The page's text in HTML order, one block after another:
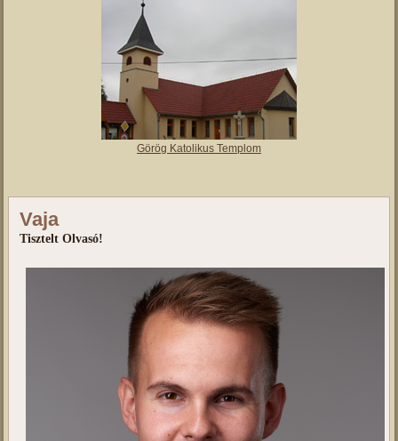
Görög Katolikus Templom
Vaja
Tisztelt Olvasó!